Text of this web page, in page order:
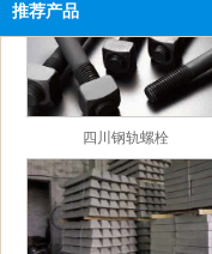
【企业资讯】四川钢轨
一般公共预算支出同比
【企业资讯】成都鑫红
工企业建材采购量环比
【企业资讯】四川钢轨
态及点评（20191215）
【企业资讯】四川钢轨
跌通道中
【企业资讯】成都钢轨
推荐产品